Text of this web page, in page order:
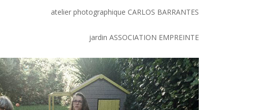
atelier photographique CARLOS BARRANTES
jardin ASSOCIATION EMPREINTE